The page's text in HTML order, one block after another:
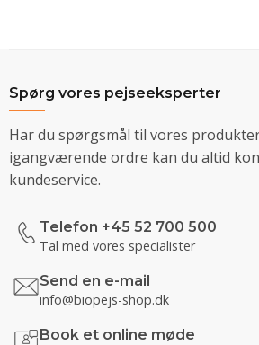
Spørg vores pejseeksperter
Har du spørgsmål til vores
igangværende ordre kan du altid
kundeservice.
Telefon +45 52 700 500
Tal med vores specialister
Send en e-mail
info@biopejs-shop.dk
Book et online møde